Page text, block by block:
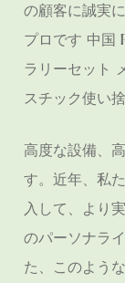
の顧客に誠実
プロです 中国
ラリーセット
スチック使い
高度な設備、
す。近年、私
入して、より
のパーソナラ
た、このような